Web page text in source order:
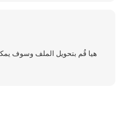
هيا قُم بتحويل الملف وسوف